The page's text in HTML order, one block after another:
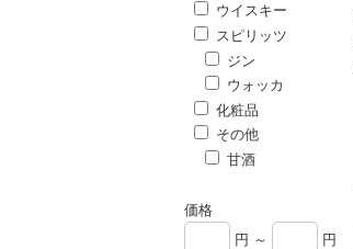
ウイスキー
スピリッツ
ジン
ウォッカ
化粧品
その他
甘酒
価格
円 ～
円